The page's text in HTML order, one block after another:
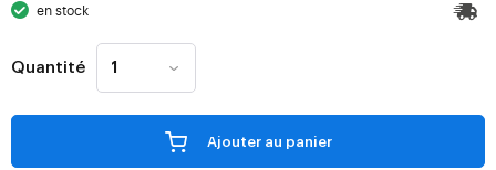
en stock
Quantité
Ajouter au panier